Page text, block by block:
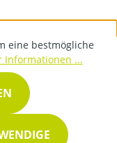
eine bestmögliche
Informationen ...